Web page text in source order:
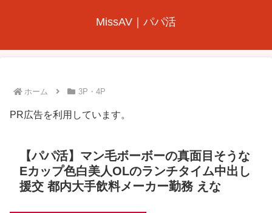
MissAV｜パパ活
ホーム 3P・4P
PR広告を利用しています。
【パパ活】マン毛ボーボーの真面目そうな
Eカップ色白美人OLのランチタイム中出し
援交 都内大手飲料メーカー勤務 えな